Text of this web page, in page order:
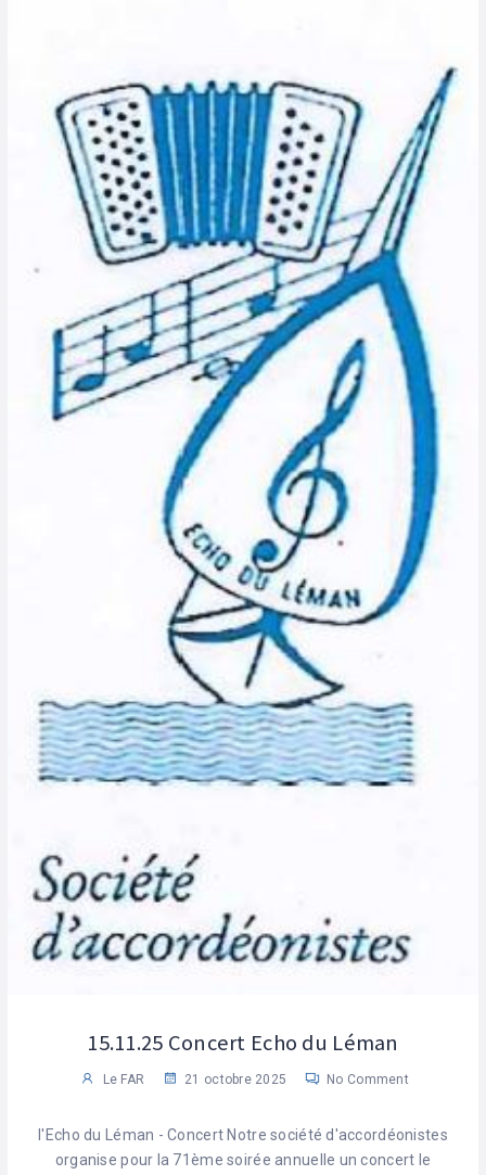
15.11.25 Concert Echo du Léman
Le FAR 21 octobre 2025 No Comment
l'Echo du Léman - Concert Notre société d'accordéonistes
organise pour la 71ème soirée annuelle un concert le